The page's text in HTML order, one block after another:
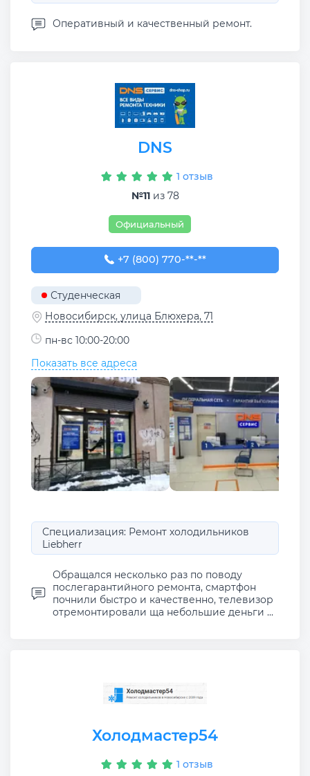
Оперативный и качественный ремонт.
DNS
1 отзыв
№11из 78
Официальный
+7 (800) 770-78-88
+7 (800) 770-**-**
Студенческая
Новосибирск, улица Блюхера, 71
пн-вс 10:00-20:00
Показать все адреса
Специализация: Ремонт холодильников
Liebherr
Обращался несколько раз по поводу
послегарантийного ремонта, смартфон
почнили быстро и качественно, телевизор
отремонтировали ща небольшие деньги ...
Холодмастер54
1 отзыв